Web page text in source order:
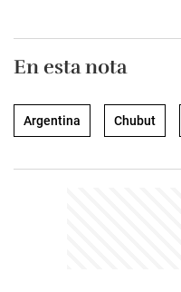
En esta nota
Argentina Chubut